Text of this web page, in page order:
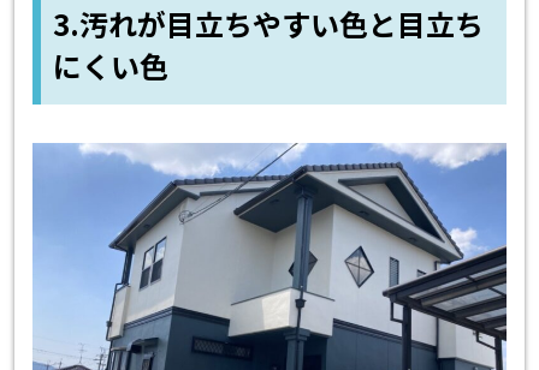
3.汚れが目立ちやすい色と目立ち
にくい色